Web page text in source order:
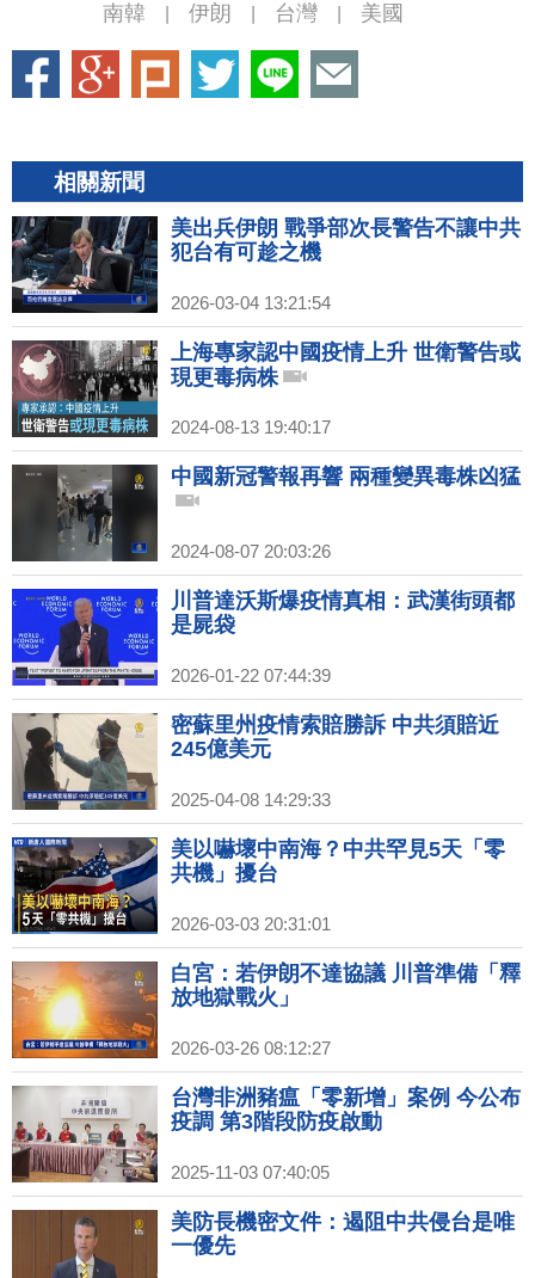
南韓 伊朗 台灣 美國
相關新聞
美出兵伊朗 戰爭部次長警告不讓中共
犯台有可趁之機
2026-03-04 13:21:54
上海專家認中國疫情上升 世衛警告或
現更毒病株
2024-08-13 19:40:17
中國新冠警報再響 兩種變異毒株凶猛
2024-08-07 20:03:26
川普達沃斯爆疫情真相：武漢街頭都
是屍袋
2026-01-22 07:44:39
密蘇里州疫情索賠勝訴 中共須賠近
245億美元
2025-04-08 14:29:33
美以嚇壞中南海？中共罕見5天「零
共機」擾台
2026-03-03 20:31:01
白宮：若伊朗不達協議 川普準備「釋
放地獄戰火」
2026-03-26 08:12:27
台灣非洲豬瘟「零新增」案例 今公布
疫調 第3階段防疫啟動
2025-11-03 07:40:05
美防長機密文件：遏阻中共侵台是唯
一優先